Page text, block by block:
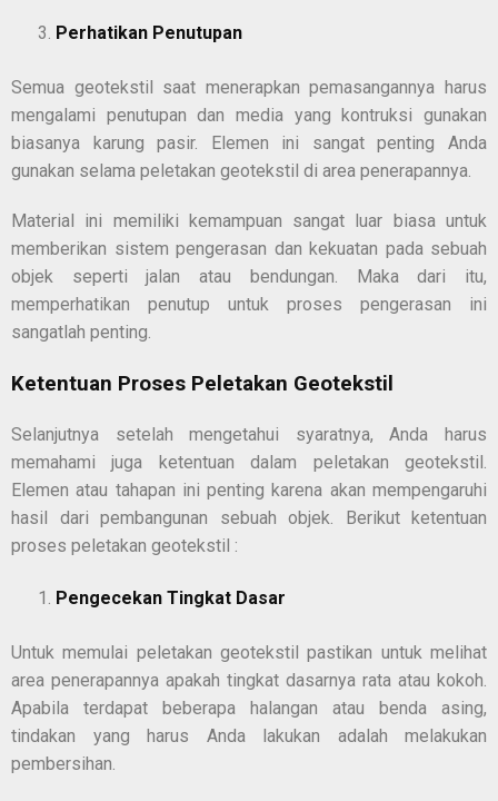
Perhatikan Penutupan
Semua geotekstil saat menerapkan pemasangannya harus
mengalami penutupan dan media yang kontruksi gunakan
biasanya karung pasir. Elemen ini sangat penting Anda
gunakan selama peletakan geotekstil di area penerapannya.
Material ini memiliki kemampuan sangat luar biasa untuk
memberikan sistem pengerasan dan kekuatan pada sebuah
objek seperti jalan atau bendungan. Maka dari itu,
memperhatikan penutup untuk proses pengerasan ini
sangatlah penting.
Ketentuan Proses Peletakan Geotekstil
Selanjutnya setelah mengetahui syaratnya, Anda harus
memahami juga ketentuan dalam peletakan geotekstil.
Elemen atau tahapan ini penting karena akan mempengaruhi
hasil dari pembangunan sebuah objek. Berikut ketentuan
proses peletakan geotekstil :
Pengecekan Tingkat Dasar
Untuk memulai peletakan geotekstil pastikan untuk melihat
area penerapannya apakah tingkat dasarnya rata atau kokoh.
Apabila terdapat beberapa halangan atau benda asing,
tindakan yang harus Anda lakukan adalah melakukan
pembersihan.